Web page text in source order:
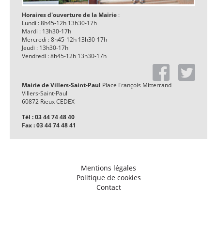
Horaires d'ouverture de la Mairie :
Lundi : 8h45-12h 13h30-17h
Mardi : 13h30-17h
Mercredi : 8h45-12h 13h30-17h
Jeudi : 13h30-17h
Vendredi : 8h45-12h 13h30-17h
Mairie de Villers-Saint-Paul Place François Mitterrand
Villers-Saint-Paul
60872 Rieux CEDEX
Tél : 03 44 74 48 40
Fax : 03 44 74 48 41
Mentions légales
Politique de cookies
Contact